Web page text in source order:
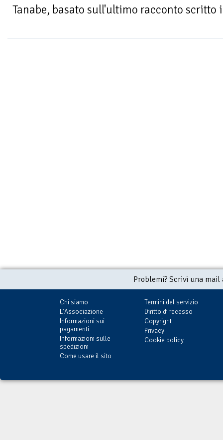
Tanabe, basato sull'ultimo racconto scritto
Problemi? Scrivi una
Chi siamo
L'Associazione
Informazioni sui
pagamenti
Informazioni sulle
spedizioni
Come usare il sito
Termini del servizio
Diritto di recesso
Copyright
Privacy
Cookie policy